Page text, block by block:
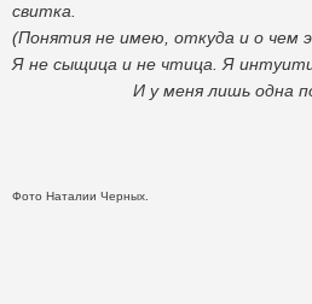
свитка.
(Понятия не имею, откуда и о чем
Я не сыщица и не чтица. Я
И у меня лишь одна
Фото Наталии Черных.